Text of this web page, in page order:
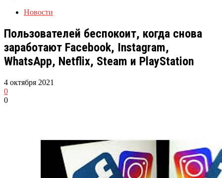
Новости
Пользователей беспокоит, когда снова
заработают Facebook, Instagram,
WhatsApp, Netflix, Steam и PlayStation
4 октября 2021
0
0